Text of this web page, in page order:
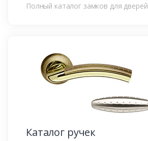
Полный каталог замков для дверей
Каталог ручек